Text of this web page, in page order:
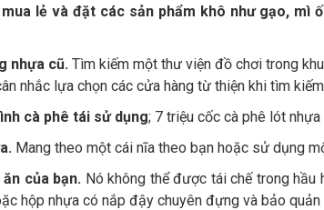
lẻ và đặt các sản phẩm khô như gạo, mì
nhựa cũ. Tìm kiếm một thư viện đồ chơi trong
nhắc lựa chọn các cửa hàng từ thiện khi tìm
cà phê tái sử dụng; 7 triệu cốc cà phê lót
Mang theo một cái nĩa theo bạn hoặc sử dụng
của bạn. Nó không thể được tái chế trong hầu
hộp nhựa có nắp đậy chuyên đựng và bảo quản